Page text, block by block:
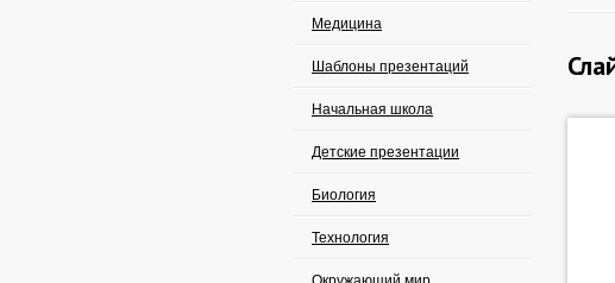
Медицина
Шаблоны презентаций
Начальная школа
Детские презентации
Биология
Технология